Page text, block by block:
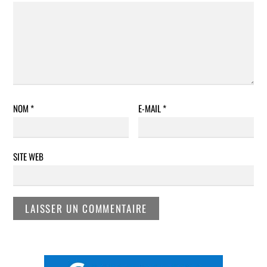
NOM* E-MAIL*
SITE WEB